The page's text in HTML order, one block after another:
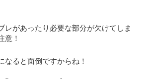
レがあったり必要な部分が欠けてしま
意！
なると面倒ですからね！